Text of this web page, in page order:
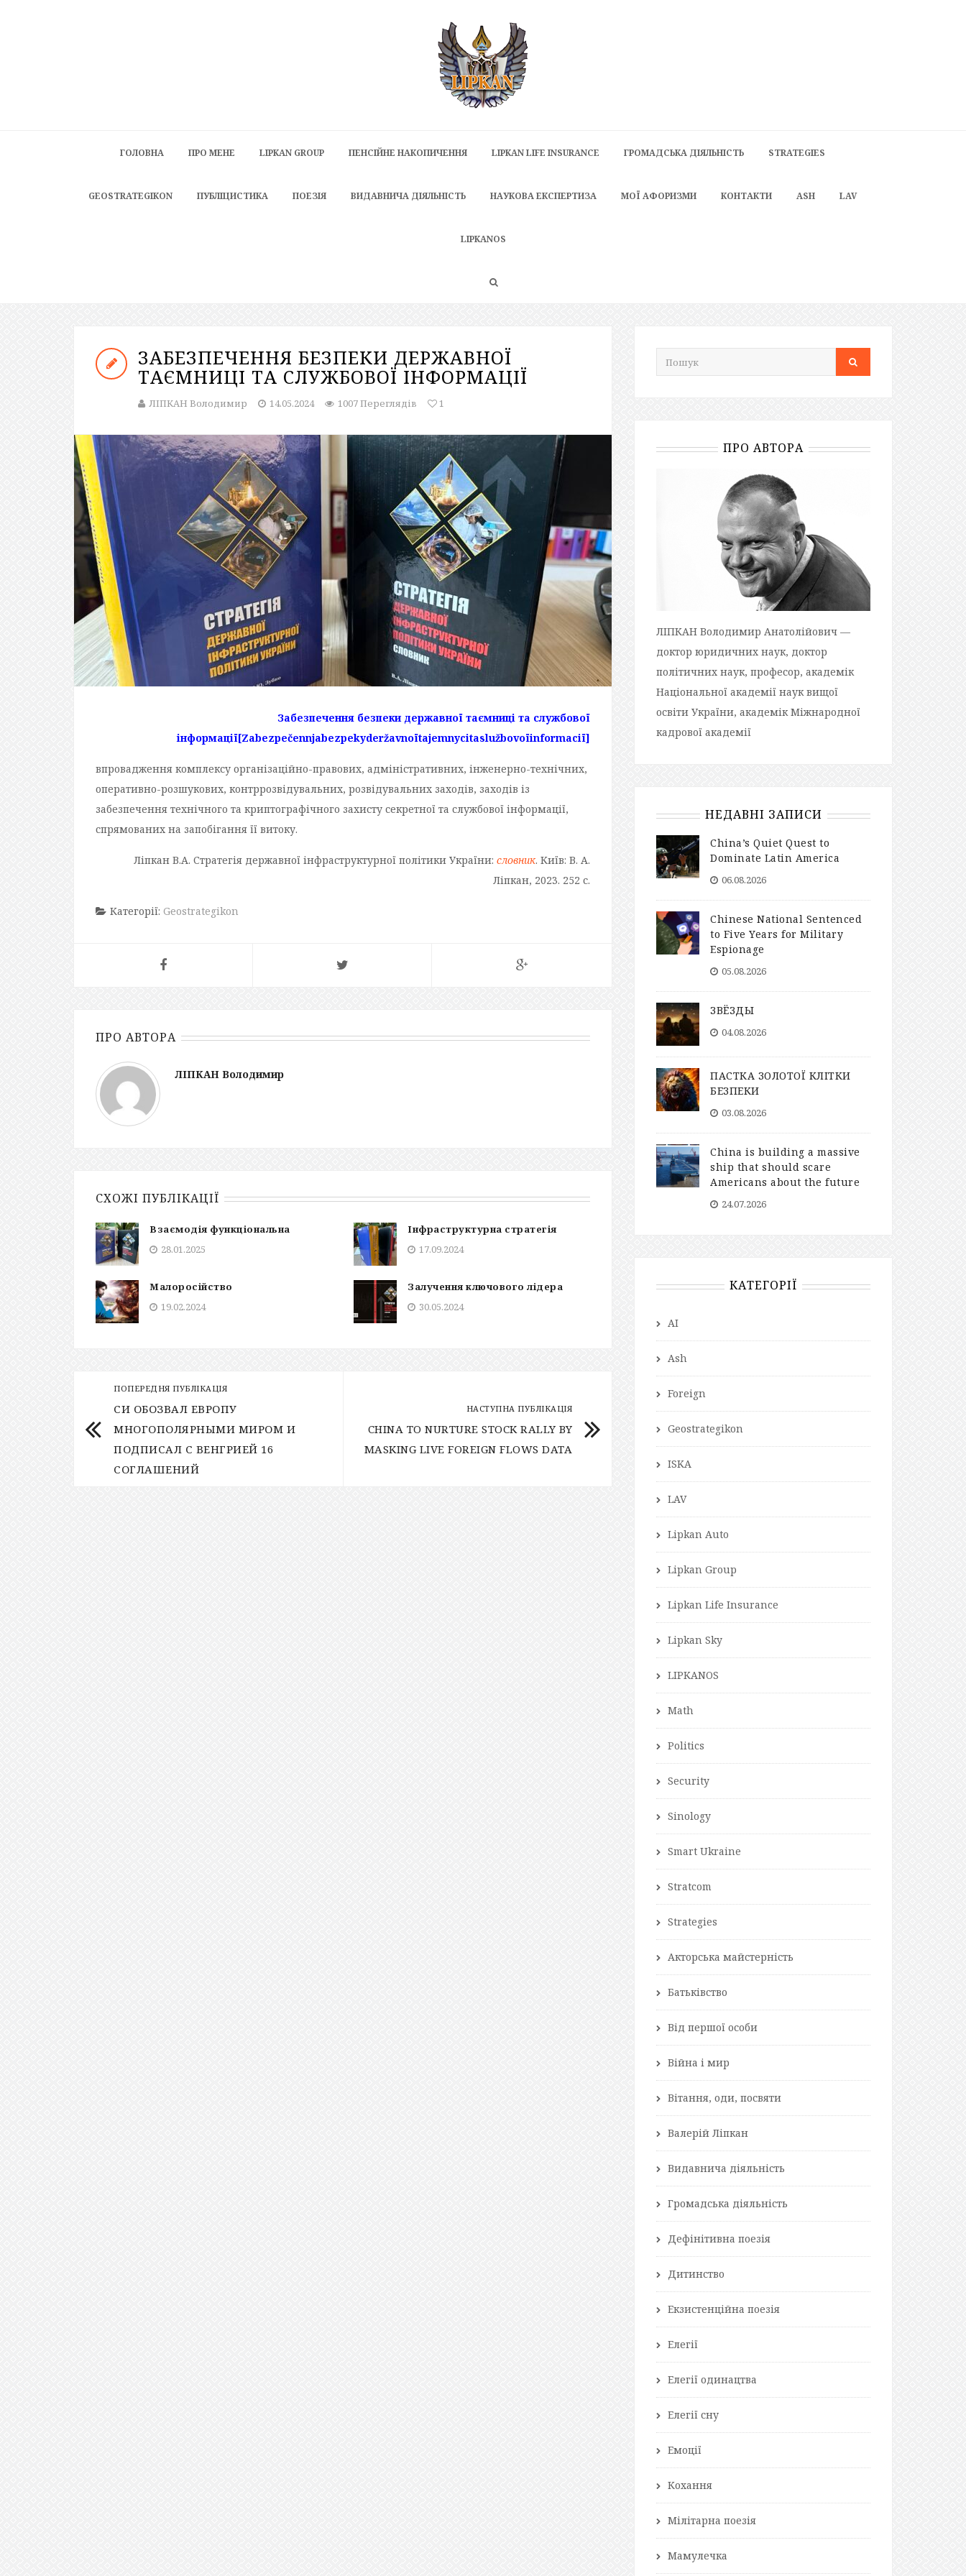
ГОЛОВНА ПРО МЕНЕ LIPKAN GROUP ПЕНСІЙНЕ НАКОПИЧЕННЯ LIPKAN LIFE INSURANCE ГРОМАДСЬКА ДІЯЛЬНІСТЬ STRATEGIES
GEOSTRATEGIKON ПУБЛІЦИСТИКА ПОЕЗІЯ ВИДАВНИЧА ДІЯЛЬНІСТЬ НАУКОВА ЕКСПЕРТИЗА МОЇ АФОРИЗМИ КОНТАКТИ ASH LAV
LIPKANOS
ЗАБЕЗПЕЧЕННЯ БЕЗПЕКИ ДЕРЖАВНОЇ
ТАЄМНИЦІ ТА СЛУЖБОВОЇ ІНФОРМАЦІЇ
ЛІПКАН Володимир 14.05.2024 1007 Переглядів 1
Забезпечення безпеки державної таємниці та службової
інформації[Zabezpečennjabezpekyderžavnoїtajemnycitaslužbovoїinformaciї]
впровадження комплексу організаційно-правових, адміністративних, інженерно-технічних,
оперативно-розшукових, контррозвідувальних, розвідувальних заходів, заходів із
забезпечення технічного та криптографічного захисту секретної та службової інформації,
спрямованих на запобігання її витоку.
Ліпкан В.А. Стратегія державної інфраструктурної політики України: словник. Київ: В. А.
Ліпкан, 2023. 252 с.
Категорії: Geostrategikon
ПРО АВТОРА
ЛІПКАН Володимир
СХОЖІ ПУБЛІКАЦІЇ
Взаємодія функціональна
28.01.2025
Інфраструктурна стратегія
17.09.2024
Малоросійство
19.02.2024
Залучення ключового лідера
30.05.2024
ПОПЕРЕДНЯ ПУБЛІКАЦІЯ
СИ ОБОЗВАЛ ЕВРОПУ
МНОГОПОЛЯРНЫМИ МИРОМ И
ПОДПИСАЛ С ВЕНГРИЕЙ 16
СОГЛАШЕНИЙ
НАСТУПНА ПУБЛІКАЦІЯ
CHINA TO NURTURE STOCK RALLY BY
MASKING LIVE FOREIGN FLOWS DATA
ПРО АВТОРА
ЛІПКАН Володимир Анатолійович —
доктор юридичних наук, доктор
політичних наук, професор, академік
Національної академії наук вищої
освіти України, академік Міжнародної
кадрової академії
НЕДАВНІ ЗАПИСИ
China’s Quiet Quest to
Dominate Latin America
06.08.2026
Chinese National Sentenced
to Five Years for Military
Espionage
05.08.2026
ЗВЁЗДЫ
04.08.2026
ПАСТКА ЗОЛОТОЇ КЛІТКИ
БЕЗПЕКИ
03.08.2026
China is building a massive
ship that should scare
Americans about the future
24.07.2026
КАТЕГОРІЇ
AI
Ash
Foreign
Geostrategikon
ISKA
LAV
Lipkan Auto
Lipkan Group
Lipkan Life Insurance
Lipkan Sky
LIPKANOS
Math
Politics
Security
Sinology
Smart Ukraine
Stratcom
Strategies
Акторська майстерність
Батьківство
Від першої особи
Війна і мир
Вітання, оди, посвяти
Валерій Ліпкан
Видавнича діяльність
Громадська діяльність
Дефінітивна поезія
Дитинство
Екзистенційна поезія
Елегії
Елегії одинацтва
Елегії сну
Емоції
Кохання
Мілітарна поезія
Мамулечка